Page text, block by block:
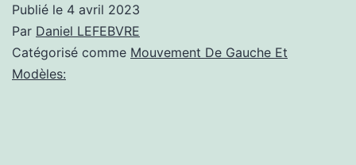
Publié le 4 avril 2023
Par Daniel LEFEBVRE
Catégorisé comme Mouvement De Gauche Et
Modèles: